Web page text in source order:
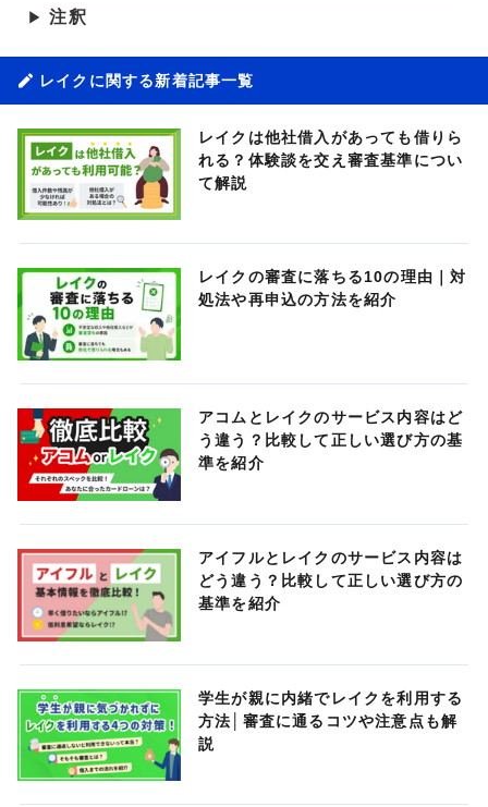
▶ 注釈
レイクに関する新着記事一覧
レイクは他社借入があっても借りら
れる？体験談を交え審査基準につい
て解説
レイクの審査に落ちる10の理由｜対
処法や再申込の方法を紹介
アコムとレイクのサービス内容はど
う違う？比較して正しい選び方の基
準を紹介
アイフルとレイクのサービス内容は
どう違う？比較して正しい選び方の
基準を紹介
学生が親に内緒でレイクを利用する
方法│審査に通るコツや注意点も解
説